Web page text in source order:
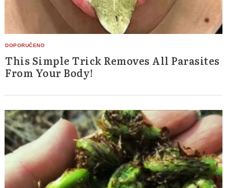
This Simple Trick Removes All Parasites
From Your Body!